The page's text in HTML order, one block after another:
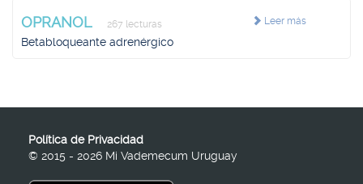
Leer más
OPRANOL 267 lecturas
Betabloqueante adrenérgico
Política de Privacidad
© 2015 - 2026 Mi Vademecum Uruguay